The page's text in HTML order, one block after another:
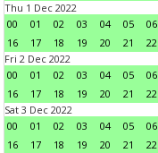
Thu 1 Dec 2022
00
01 02 03 04 05 06
16
17 18 19 20 21 22
Fri 2 Dec 2022
00
01 02 03 04 05 06
16
17 18 19 20 21 22
Sat 3 Dec 2022
00
01 02 03 04 05 06
16
17 18 19 20 21 22